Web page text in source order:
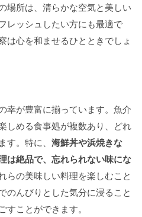
場所は、清らかな空気と美しい
レッシュしたい方にも最適で
は心を和ませるひとときでしょ
幸が豊富に揃っています。魚介
しめる食事処が複数あり、どれ
す。特に、 海鮮丼や浜焼きな
は絶品で、忘れられない味にな
らの美味しい料理を楽しむこと
のんびりとした気分に浸ること
ことができます。